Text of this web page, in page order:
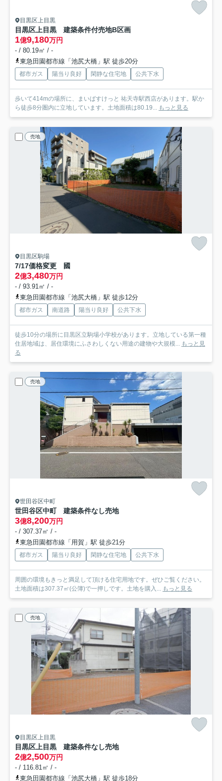
目黒区上目黒
目黒区上目黒 建築条件付売地B区画
1億9,180万円
- / 80.19㎡ / -
東急田園都市線「池尻大橋」駅 徒歩20分
都市ガス 陽当り良好 閑静な住宅地 公共下水
歩いて414mの場所に、まいばすけっと 祐天寺駅西店があります。駅か
ら徒歩8分圏内に立地しています。土地面積は80.19... もっと見る
売地
目黒区駒場
7/17価格変更 國
2億3,480万円
- / 93.91㎡ / -
東急田園都市線「池尻大橋」駅 徒歩12分
都市ガス 南道路 陽当り良好 公共下水
徒歩10分の場所に目黒区立駒場小学校があります。立地している第一種
住居地域は、居住環境にふさわしくない用途の建物や大規模... もっと見
る
売地
世田谷区中町
世田谷区中町 建築条件なし売地
3億8,200万円
- / 307.37㎡ / -
東急田園都市線「用賀」駅 徒歩21分
都市ガス 陽当り良好 閑静な住宅地 公共下水
周囲の環境もきっと満足して頂ける住宅用地です。ぜひご覧ください。
土地面積は307.37㎡(公簿)で一押しです。土地を購入... もっと見る
売地
目黒区上目黒
目黒区上目黒 建築条件なし売地
2億2,500万円
- / 116.81㎡ / -
東急田園都市線「池尻大橋」駅 徒歩18分